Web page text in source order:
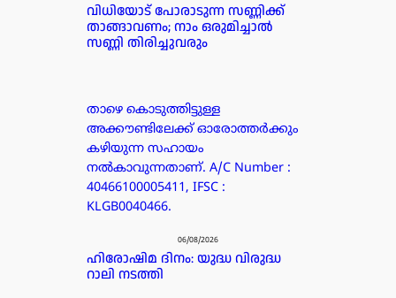
വിധിയോട് പോരാടുന്ന സണ്ണിക്ക്
താങ്ങാവണം; നാം ഒരുമിച്ചാൽ
സണ്ണി തിരിച്ചുവരും
താഴെ കൊടുത്തിട്ടുള്ള
അക്കൗണ്ടിലേക്ക് ഓരോത്തർക്കും
കഴിയുന്ന സഹായം
നൽകാവുന്നതാണ്. A/C Number :
40466100005411, IFSC :
KLGB0040466.
06/08/2026
ഹിരോഷിമ ദിനം: യുദ്ധ വിരുദ്ധ
റാലി നടത്തി